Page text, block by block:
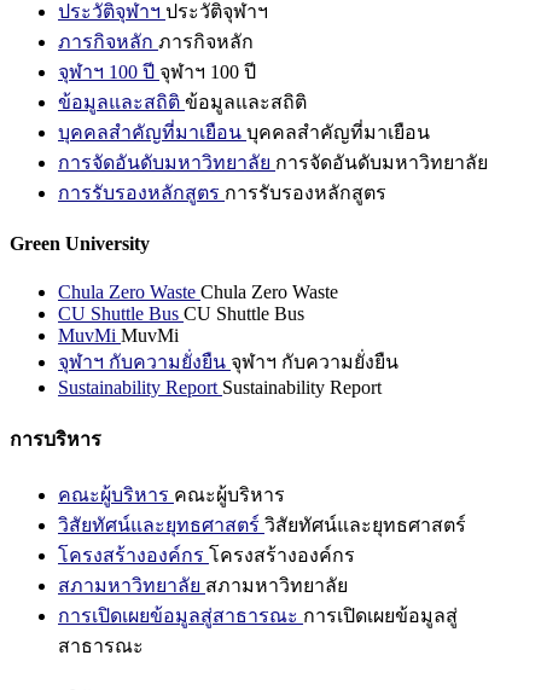
ประวัติจุฬาฯ ประวัติจุฬาฯ
ภารกิจหลัก ภารกิจหลัก
จุฬาฯ 100 ปี จุฬาฯ 100 ปี
ข้อมูลและสถิติ ข้อมูลและสถิติ
บุคคลสำคัญที่มาเยือน บุคคลสำคัญที่มาเยือน
การจัดอันดับมหาวิทยาลัย การจัดอันดับมหาวิทยาลัย
การรับรองหลักสูตร การรับรองหลักสูตร
Green University
Chula Zero Waste Chula Zero Waste
CU Shuttle Bus CU Shuttle Bus
MuvMi MuvMi
จุฬาฯ กับความยั่งยืน จุฬาฯ กับความยั่งยืน
Sustainability Report Sustainability Report
การบริหาร
คณะผู้บริหาร คณะผู้บริหาร
วิสัยทัศน์และยุทธศาสตร์ วิสัยทัศน์และยุทธศาสตร์
โครงสร้างองค์กร โครงสร้างองค์กร
สภามหาวิทยาลัย สภามหาวิทยาลัย
การเปิดเผยข้อมูลสู่สาธารณะ การเปิดเผยข้อมูลสู่
สาธารณะ